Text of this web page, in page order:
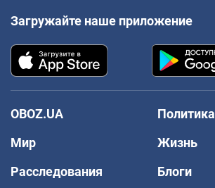
Загружайте наше приложение
OBOZ.UA
Политика
Мир
Жизнь
Расследования
Блоги